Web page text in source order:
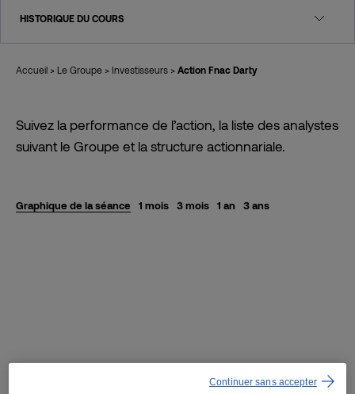
HISTORIQUE DU COURS
Accueil > Le Groupe > Investisseurs > Action Fnac Darty
Suivez la performance de l’action, la liste des analystes
suivant le Groupe et la structure actionnariale.
Graphique de la séance 1 mois 3 mois 1 an 3 ans
Continuer sans accepter